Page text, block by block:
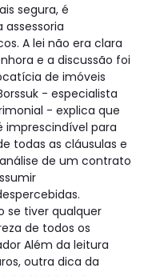
segura, é
A lei não era clara
e a discussão foi
de imóveis
- especialista
- explica que
imprescindível para
todas as cláusulas e
de um contrato
se tiver qualquer
de todos os
Além da leitura
outra dica da